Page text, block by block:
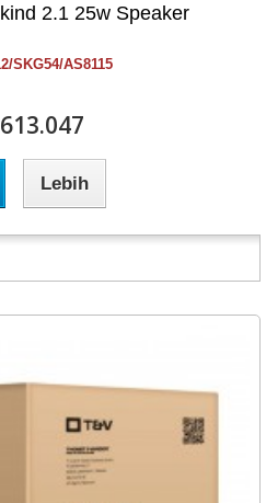
2.1 25w Speaker
SKG54/AS8115
Lebih